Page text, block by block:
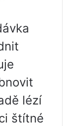
lézí
štítné